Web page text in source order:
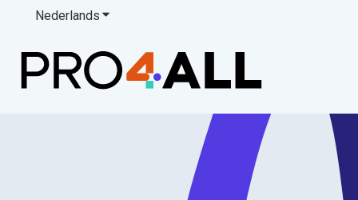
Nederlands Submenu tonen voor vertalingen